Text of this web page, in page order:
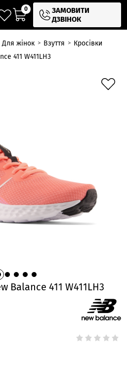
0
ЗАМОВИТИ
ДЗВІНОК
Для жінок Взуття
Кросівки
411 W411LH3
Balance 411 W411LH3